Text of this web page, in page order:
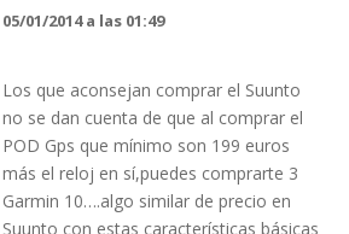
05/01/2014 a las 01:49
Los que aconsejan comprar el Suunto
no se dan cuenta de que al comprar el
POD Gps que mínimo son 199 euros
más el reloj en sí,puedes comprarte 3
Garmin 10….algo similar de precio en
Suunto con estas características básicas